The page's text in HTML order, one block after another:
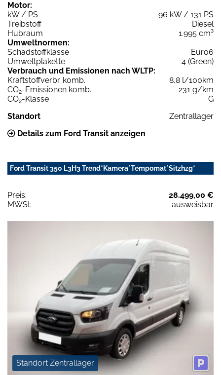
Motor:
kW / PS
96 kW / 131 PS
Treibstoff
Diesel
Hubraum
1.995 cm³
Umweltnormen:
Schadstoffklasse
Euro6
Umweltplakette
4 (Green)
Verbrauch und Emissionen nach WLTP:
Kraftstoffverbr. komb.
8,8 l/100km
CO2-Emissionen komb.
231 g/km
CO2-Klasse
G
Standort
Zentrallager
Details zum Ford Transit anzeigen
Ford Transit 350 L3H3 Trend*Kamera*Tempomat*Sitzhzg*
Preis:
28.499,00 €
MWSt:
ausweisbar
Standort Zentrallager